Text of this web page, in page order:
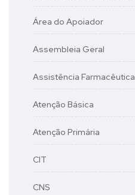
Área do Apoiador
Assembleia Geral
Assistência Farmacêutica
Atenção Básica
Atenção Primária
CIT
CNS